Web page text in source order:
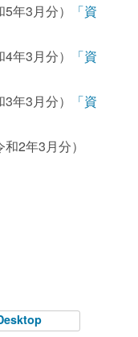
年3月分）
「資
年3月分）
「資
年3月分）
「資
2年3月分）